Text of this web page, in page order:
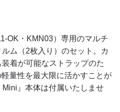
OK・KMN03）専用のマルチ
ム（2枚入り）のセット。カ
着が可能なストラップのた
量性を最大限に活かすことが
』本体は付属いたしませ